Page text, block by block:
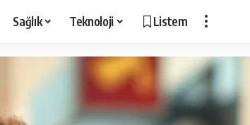
Sağlık Teknoloji Listem